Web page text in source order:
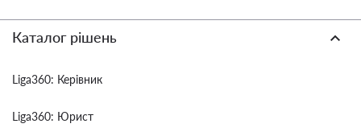
Каталог рішень
Liga360: Керівник
Liga360: Юрист